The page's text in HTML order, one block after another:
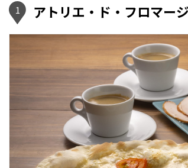
1 アトリエ・ド・フロマー